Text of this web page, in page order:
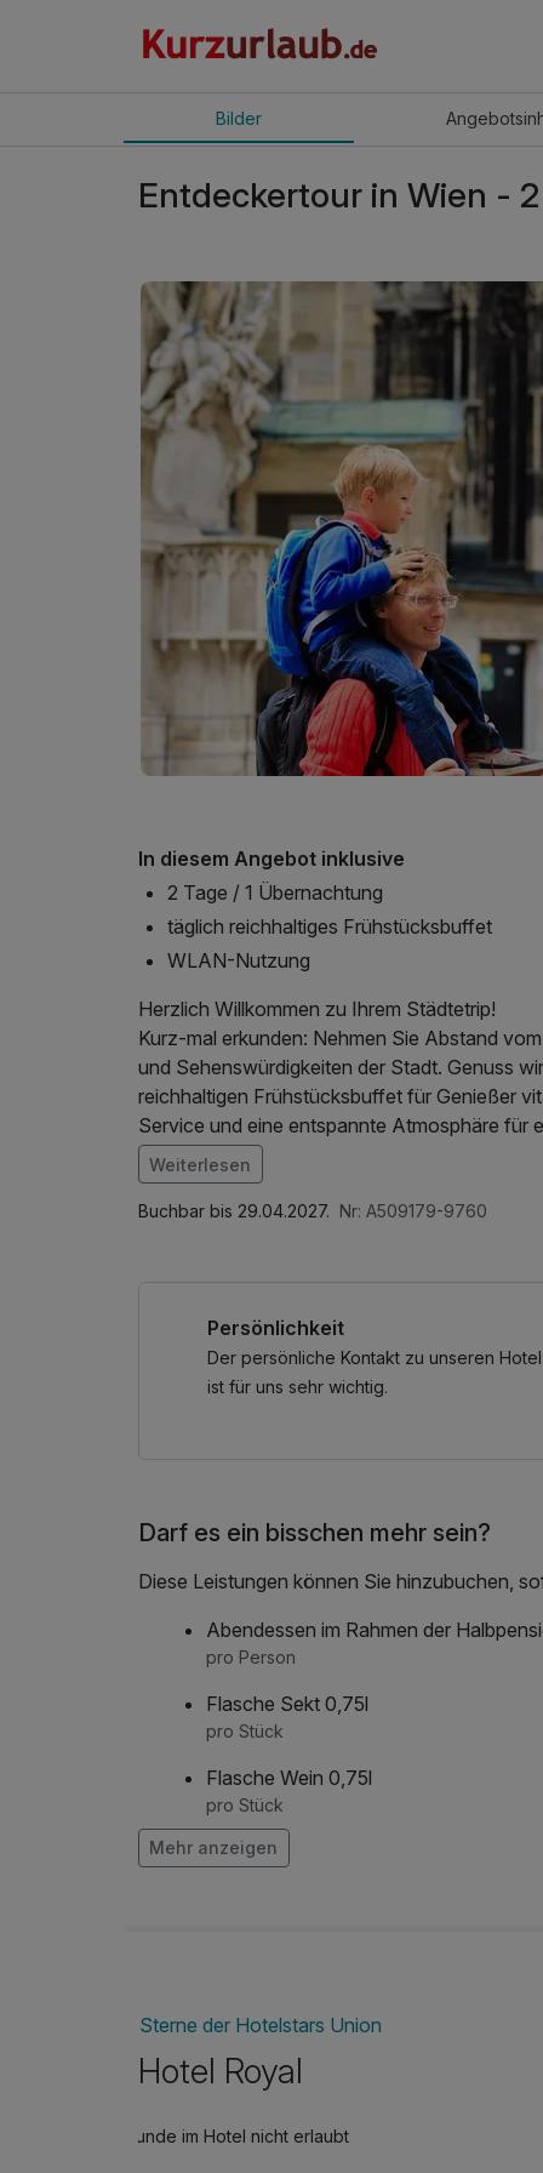
Bilder Angebot
Entdeckertour in Wien -
In diesem Angebot inklusive
2 Tage / 1 Übernachtung
täglich reichhaltiges Frühstücksbuffet
WLAN-Nutzung
Herzlich Willkommen zu Ihrem Städtetrip!
Kurz-mal erkunden: Nehmen Sie Abstand
und Sehenswürdigkeiten der Stadt. Genuss
reichhaltigen Frühstücksbuffet für Genießer
Service und eine entspannte Atmosphäre für
kurz-mal-weg.de wünscht Ihnen einen tollen
Im Angebot enthalten
W-LAN Nutzung / Internetnutzung
Weiterlesen
Buchbar bis 29.04.2027. Nr: A509179-9760
Persönlichkeit
Der persönliche Kontakt zu unseren
ist für uns sehr wichtig.
Darf es ein bisschen mehr sein?
Diese Leistungen können Sie hinzubuchen,
Abendessen im Rahmen der
pro Person
Flasche Sekt 0,75l
pro Stück
Flasche Wein 0,75l
pro Stück
Mehr anzeigen
Sterne der Hotelstars Union
Hotel Royal
Hunde im Hotel nicht erlaubt